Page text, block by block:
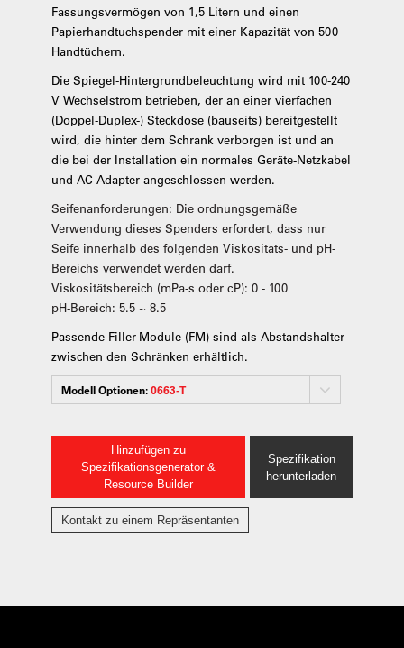
Fassungsvermögen von 1,5 Litern und einen
Papierhandtuchspender mit einer Kapazität von 500
Handtüchern.
Die Spiegel-Hintergrundbeleuchtung wird mit 100-240
V Wechselstrom betrieben, der an einer vierfachen
(Doppel-Duplex-) Steckdose (bauseits) bereitgestellt
wird, die hinter dem Schrank verborgen ist und an
die bei der Installation ein normales Geräte-Netzkabel
und AC-Adapter angeschlossen werden.
Seifenanforderungen: Die ordnungsgemäße
Verwendung dieses Spenders erfordert, dass nur
Seife innerhalb des folgenden Viskositäts- und pH-
Bereichs verwendet werden darf.
Viskositätsbereich (mPa-s oder cP): 0 - 100
pH-Bereich: 5.5 ~ 8.5
Passende Filler-Module (FM) sind als Abstandshalter
zwischen den Schränken erhältlich.
Modell Optionen:0663-T
Hinzufügen zu
Spezifikationsgenerator &
Resource Builder
Spezifikation
herunterladen
Kontakt zu einem Repräsentanten